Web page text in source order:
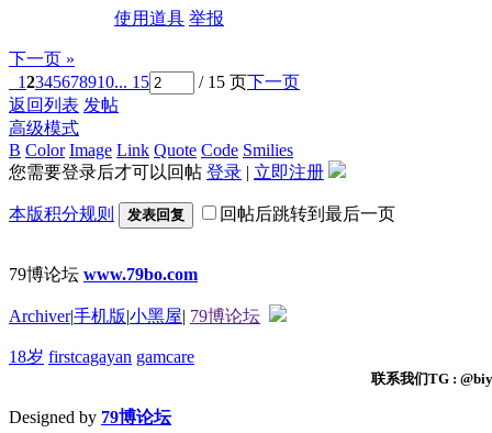
使用道具 举报
下一页 »
12345678910... 15 / 15 页下一页
返回列表 发帖
高级模式
B Color Image Link Quote Code Smilies
您需要登录后才可以回帖 登录 | 立即注册
本版积分规则 发表回复 回帖后跳转到最后一页
79博论坛 www.79bo.com
Archiver|手机版|小黑屋| 79博论坛
18岁 firstcagayan gamcare
联系我们TG :
Designed by 79博论坛